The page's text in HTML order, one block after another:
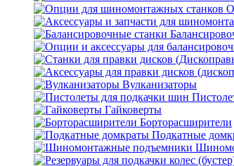
Вулканизаторы
Гайковерты
Борторасширители
Подкатные